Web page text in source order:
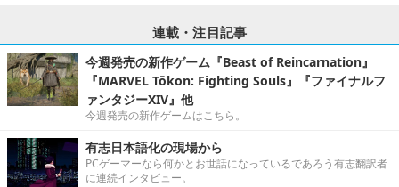
連載・注目記事
今週発売の新作ゲーム『Beast of Reincarnation』
『MARVEL Tōkon: Fighting Souls』『ファイナルフ
ァンタジーXIV』他
今週発売の新作ゲームはこちら。
有志日本語化の現場から
PCゲーマーなら何かとお世話になっているであろう有志翻訳者
に連続インタビュー。